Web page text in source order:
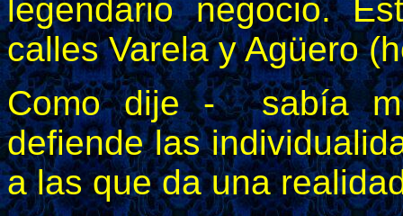
legendario negocio.
calles Varela y Agüero
Como dije - sabía
defiende las
a las que da una